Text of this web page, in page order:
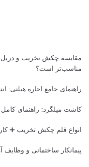
مقایسه چکش تخریب و دریل
مناسب‌تر است؟
راهنمای جامع اجاره هیلتی:
کاشت میلگرد: راهنمای
انواع قلم چکش تخریب ➕
پیمانکار ساختمانی و وظایف